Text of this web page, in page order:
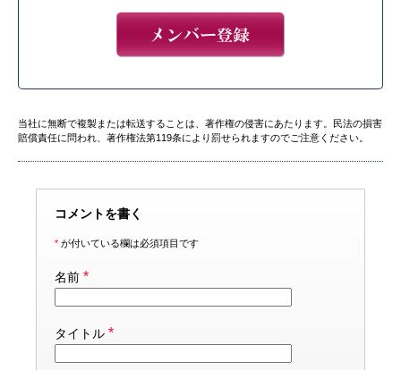
当社に無断で複製または転送することは、著作権の侵害にあたります。民法の損害
賠償責任に問われ、著作権法第119条により罰せられますのでご注意ください。
コメントを書く
* が付いている欄は必須項目です
名前 *
タイトル *